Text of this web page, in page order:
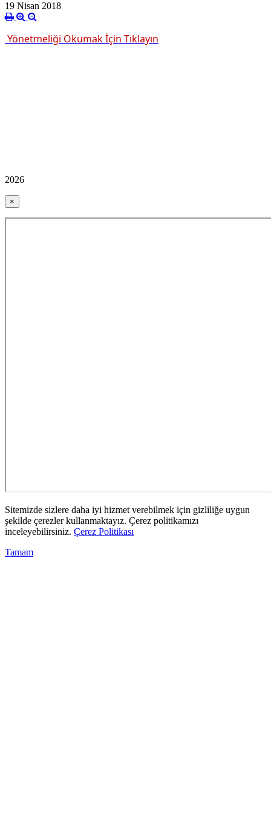
19 Nisan 2018
Yönetmeliği Okumak İçin Tıklayın
2026
×
Sitemizde sizlere daha iyi hizmet verebilmek için gizliliğe uygun
şekilde çerezler kullanmaktayız. Çerez politikamızı
inceleyebilirsiniz. Çerez Politikası
Tamam